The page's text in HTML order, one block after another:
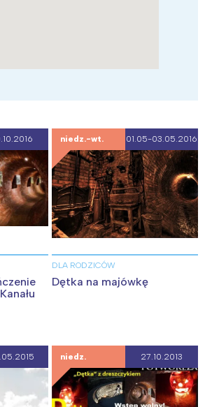
niedz.-wt. 01.05-03.05.2016
DLA RODZICÓW
Dętka na majówkę
niedz. 27.10.2013
Północ
Wybieram